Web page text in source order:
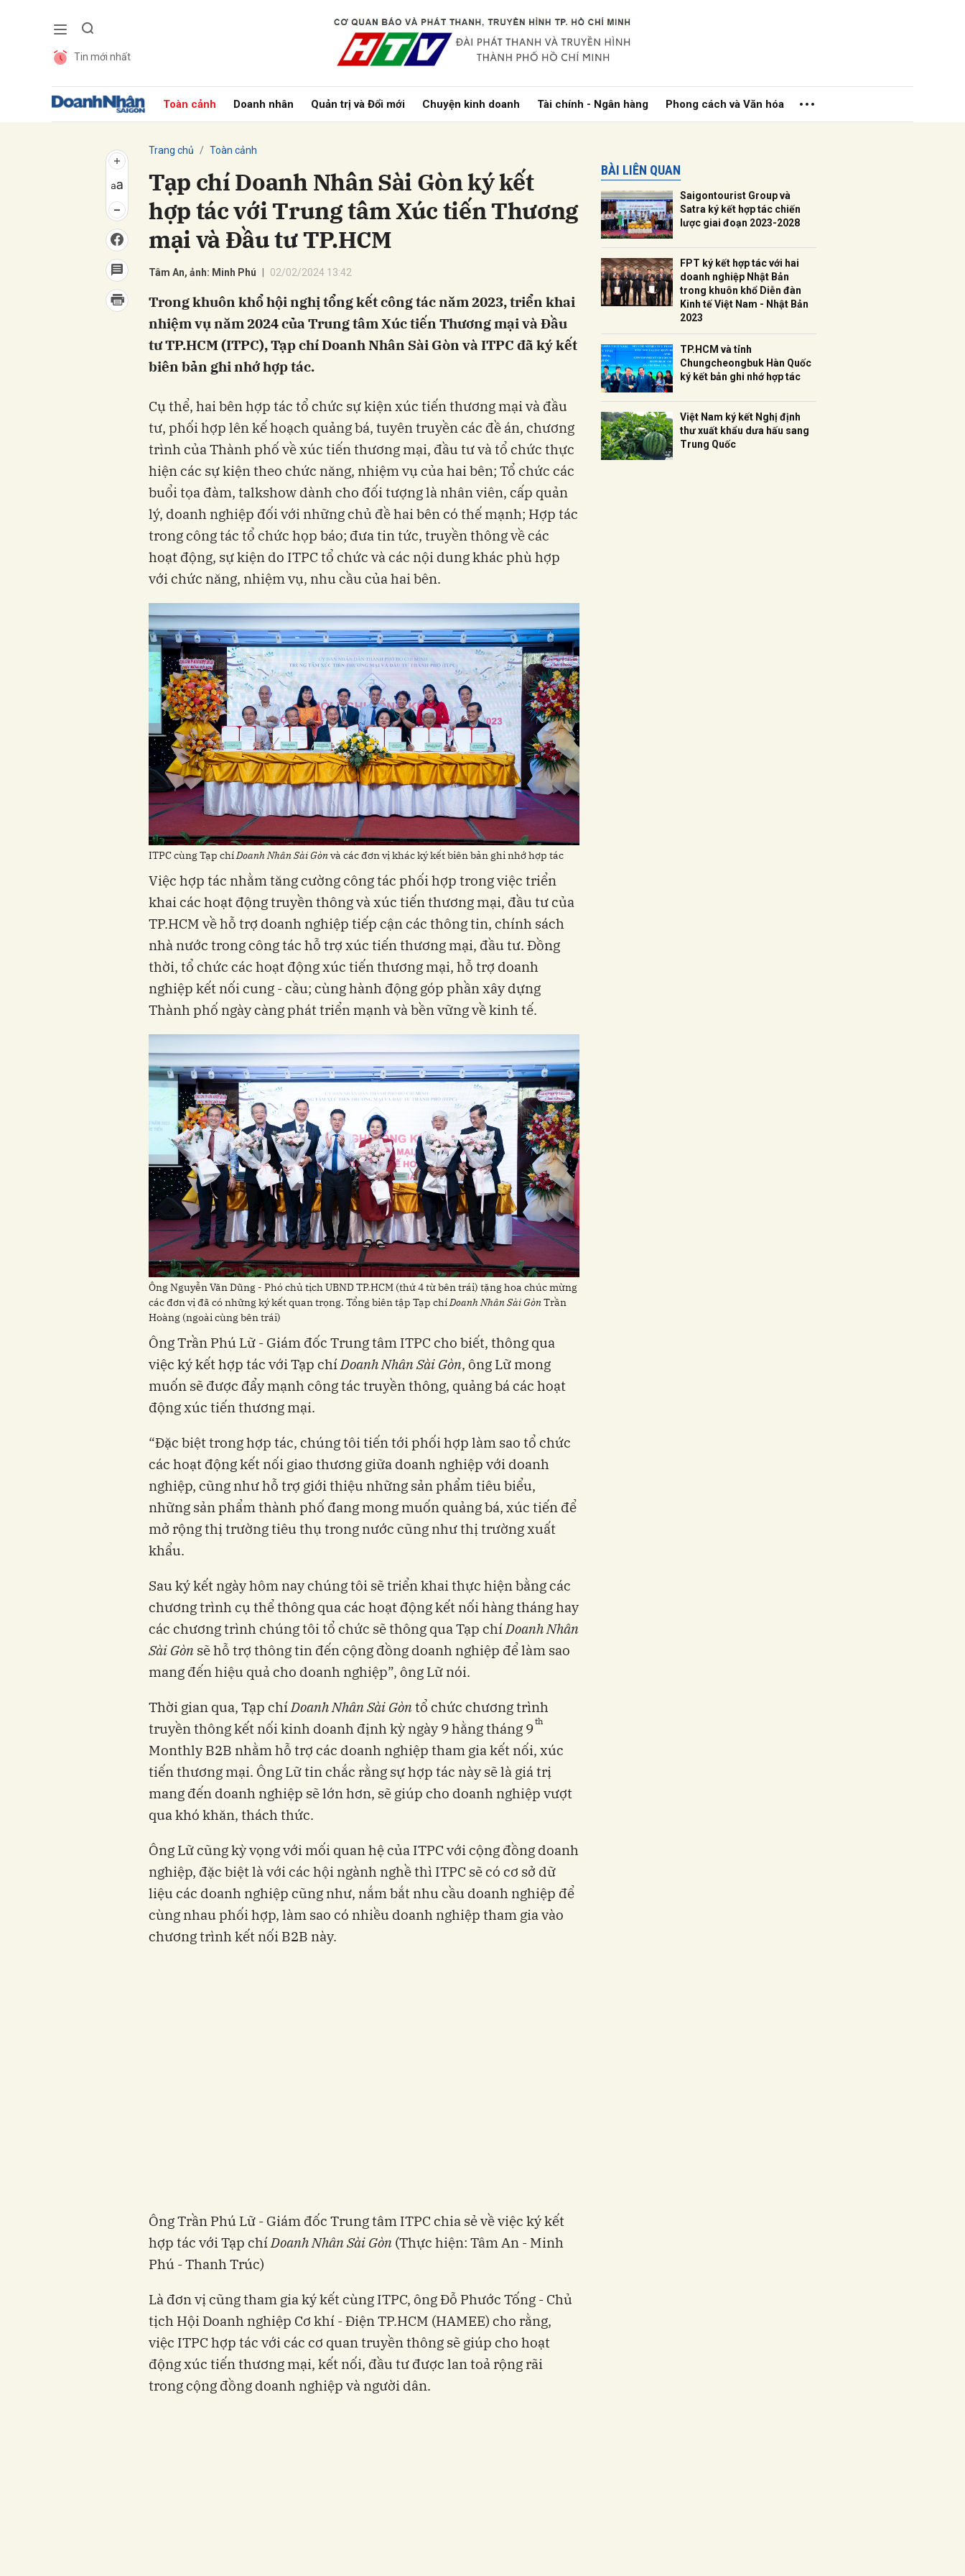
Tin mới nhất
Toàn cảnh Doanh nhân Quản trị và Đổi mới Chuyện kinh doanh Tài chính - Ngân hàng Phong cách và Văn hóa
Trang chủ Toàn cảnh
Tạp chí Doanh Nhân Sài Gòn ký kết
hợp tác với Trung tâm Xúc tiến Thương
mại và Đầu tư TP.HCM
Tâm An, ảnh: Minh Phú 02/02/2024 13:42
Trong khuôn khổ hội nghị tổng kết công tác năm 2023, triển khai
nhiệm vụ năm 2024 của Trung tâm Xúc tiến Thương mại và Đầu
tư TP.HCM (ITPC), Tạp chí Doanh Nhân Sài Gòn và ITPC đã ký kết
biên bản ghi nhớ hợp tác.
Cụ thể, hai bên hợp tác tổ chức sự kiện xúc tiến thương mại và đầu
tư, phối hợp lên kế hoạch quảng bá, tuyên truyền các đề án, chương
trình của Thành phố về xúc tiến thương mại, đầu tư và tổ chức thực
hiện các sự kiện theo chức năng, nhiệm vụ của hai bên; Tổ chức các
buổi tọa đàm, talkshow dành cho đối tượng là nhân viên, cấp quản
lý, doanh nghiệp đối với những chủ đề hai bên có thế mạnh; Hợp tác
trong công tác tổ chức họp báo; đưa tin tức, truyền thông về các
hoạt động, sự kiện do ITPC tổ chức và các nội dung khác phù hợp
với chức năng, nhiệm vụ, nhu cầu của hai bên.
ITPC cùng Tạp chíDoanh Nhân Sài Gònvà các đơn vị khác ký kết biên bản ghi nhớ hợp tác
Việc hợp tác nhằm tăng cường công tác phối hợp trong việc triển
khai các hoạt động truyền thông và xúc tiến thương mại, đầu tư của
TP.HCM về hỗ trợ doanh nghiệp tiếp cận các thông tin, chính sách
nhà nước trong công tác hỗ trợ xúc tiến thương mại, đầu tư. Đồng
thời, tổ chức các hoạt động xúc tiến thương mại, hỗ trợ doanh
nghiệp kết nối cung - cầu; cùng hành động góp phần xây dựng
Thành phố ngày càng phát triển mạnh và bền vững về kinh tế.
Ông Nguyễn Văn Dũng - Phó chủ tịch UBND TP.HCM (thứ 4 từ bên trái) tặng hoa chúc mừng
các đơn vị đã có những ký kết quan trọng. Tổng biên tập Tạp chí Doanh Nhân Sài GònTrần
Hoàng (ngoài cùng bên trái)
Ông Trần Phú Lữ - Giám đốc Trung tâm ITPC cho biết, thông qua
việc ký kết hợp tác với Tạp chíDoanh Nhân Sài Gòn, ông Lữ mong
muốn sẽ được đẩy mạnh công tác truyền thông, quảng bá các hoạt
động xúc tiến thương mại.
“Đặc biệt trong hợp tác, chúng tôi tiến tới phối hợp làm sao tổ chức
các hoạt động kết nối giao thương giữa doanh nghiệp với doanh
nghiệp, cũng như hỗ trợ giới thiệu những sản phẩm tiêu biểu,
những sản phẩm thành phố đang mong muốn quảng bá, xúc tiến để
mở rộng thị trường tiêu thụ trong nước cũng như thị trường xuất
khẩu.
Sau ký kết ngày hôm nay chúng tôi sẽ triển khai thực hiện bằng các
chương trình cụ thể thông qua các hoạt động kết nối hàng tháng hay
các chương trình chúng tôi tổ chức sẽ thông qua Tạp chíDoanh Nhân
Sài Gòn sẽ hỗ trợ thông tin đến cộng đồng doanh nghiệp để làm sao
mang đến hiệu quả cho doanh nghiệp”, ông Lữ nói.
Thời gian qua, Tạp chíDoanh Nhân Sài Gòntổ chức chương trình
truyền thông kết nối kinh doanh định kỳ ngày 9 hằng tháng 9th
Monthly B2B nhằm hỗ trợ các doanh nghiệp tham gia kết nối, xúc
tiến thương mại. Ông Lữ tin chắc rằng sự hợp tác này sẽ là giá trị
mang đến doanh nghiệp sẽ lớn hơn, sẽ giúp cho doanh nghiệp vượt
qua khó khăn, thách thức.
Ông Lữ cũng kỳ vọng với mối quan hệ của ITPC với cộng đồng doanh
nghiệp, đặc biệt là với các hội ngành nghề thì ITPC sẽ có cơ sở dữ
liệu các doanh nghiệp cũng như, nắm bắt nhu cầu doanh nghiệp để
cùng nhau phối hợp, làm sao có nhiều doanh nghiệp tham gia vào
chương trình kết nối B2B này.
Ông Trần Phú Lữ - Giám đốc Trung tâm ITPC chia sẻ về việc ký kết
hợp tác với Tạp chíDoanh Nhân Sài Gòn (Thực hiện: Tâm An - Minh
Phú - Thanh Trúc)
Là đơn vị cũng tham gia ký kết cùng ITPC, ông Đỗ Phước Tống - Chủ
tịch Hội Doanh nghiệp Cơ khí - Điện TP.HCM (HAMEE) cho rằng,
việc ITPC hợp tác với các cơ quan truyền thông sẽ giúp cho hoạt
động xúc tiến thương mại, kết nối, đầu tư được lan toả rộng rãi
trong cộng đồng doanh nghiệp và người dân.
BÀI LIÊN QUAN
Saigontourist Group và
Satra ký kết hợp tác chiến
lược giai đoạn 2023-2028
FPT ký kết hợp tác với hai
doanh nghiệp Nhật Bản
trong khuôn khổ Diễn đàn
Kinh tế Việt Nam - Nhật Bản
2023
TP.HCM và tỉnh
Chungcheongbuk Hàn Quốc
ký kết bản ghi nhớ hợp tác
Việt Nam ký kết Nghị định
thư xuất khẩu dưa hấu sang
Trung Quốc
Gửi